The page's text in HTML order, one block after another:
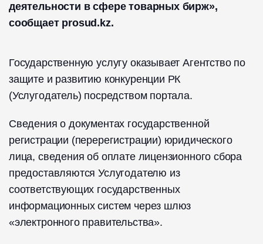
деятельности в сфере товарных бирж»,
сообщает prosud.kz.
Государственную услугу оказывает Агентство по
защите и развитию конкуренции РК
(Услугодатель) посредством портала.
Сведения о документах государственной
регистрации (перерегистрации) юридического
лица, сведения об оплате лицензионного сбора
предоставляются Услугодателю из
соответствующих государственных
информационных систем через шлюз
«электронного правительства».